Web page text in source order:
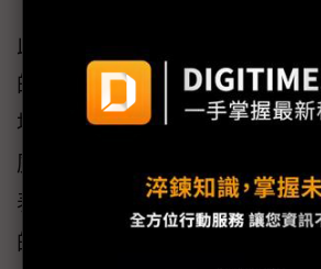
此外，報告為電信商提供把握
的三大定位策略，幫助電信商
場，有效推動FWA，分別為：
庭提供「基於價值的方案」；
表現的家庭用戶，電信商可專
的方案」；而在應對尋求靈活